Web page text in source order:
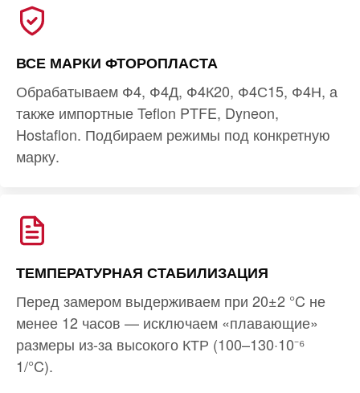
ВСЕ МАРКИ ФТОРОПЛАСТА
Обрабатываем Ф4, Ф4Д, Ф4К20, Ф4С15, Ф4Н, а
также импортные Teflon PTFE, Dyneon,
Hostaflon. Подбираем режимы под конкретную
марку.
ТЕМПЕРАТУРНАЯ СТАБИЛИЗАЦИЯ
Перед замером выдерживаем при 20±2 °C не
менее 12 часов — исключаем «плавающие»
размеры из-за высокого КТР (100–130·10⁻⁶
1/°C).